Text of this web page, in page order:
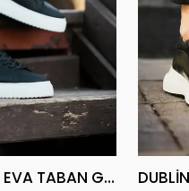
KAYRİE HAKİKİ DERİ EVA TABAN GÜNLÜK ERKEK SNEAKER AYAKKABI